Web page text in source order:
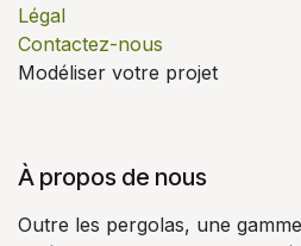
Légal
Contactez-nous
Modéliser votre projet
À propos de nous
Outre les pergolas, une